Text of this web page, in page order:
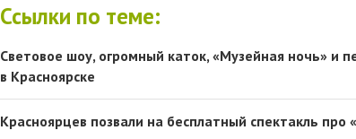
Ссылки по теме:
Световое шоу, огромный каток, «Музейная ночь» и
в Красноярске
Красноярцев позвали на бесплатный спектакль про